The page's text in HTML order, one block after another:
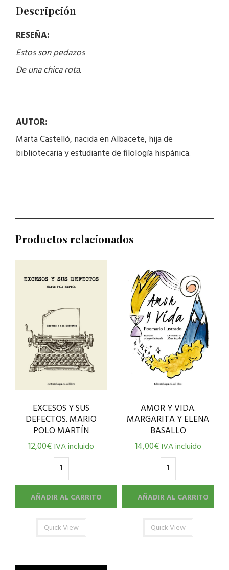
Descripción
RESEÑA:
Estos son pedazos
De una chica rota.
AUTOR:
Marta Castelló, nacida en Albacete, hija de
bibliotecaria y estudiante de filología hispánica.
Productos relacionados
EXCESOS Y SUS
DEFECTOS. MARIO
POLO MARTÍN
12,00€IVA incluido
AÑADIR AL CARRITO
Quick View
AMOR Y VIDA.
MARGARITA Y ELENA
BASALLO
14,00€ IVA incluido
AÑADIR AL CARRITO
Quick View